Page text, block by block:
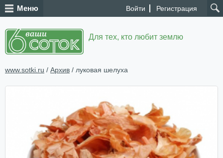
Войти Регистрация
Меню
Для тех, кто любит землю
www.sotki.ru / Архив / луковая шелуха